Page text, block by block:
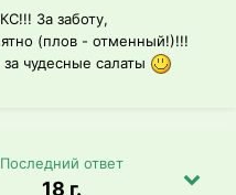
За заботу,
(плов - отменный!)!!!
чудесные салаты
Последний ответ
18 г.